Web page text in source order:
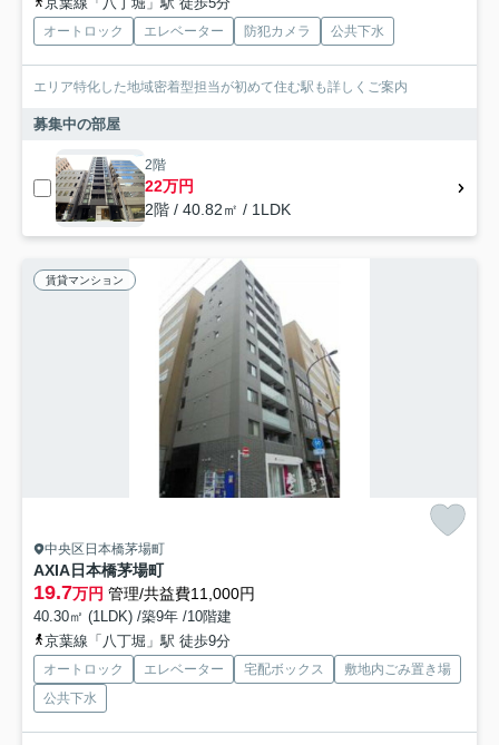
オートロック エレベーター 防犯カメラ 公共下水
エリア特化した地域密着型担当が初めて住む駅も詳しくご案内
募集中の部屋
2階
22万円
2階 / 40.82㎡ / 1LDK
賃貸マンション
中央区日本橋茅場町
AXIA日本橋茅場町
19.7万円 管理/共益費11,000円
40.30㎡ (1LDK) /築9年 /10階建
京葉線「八丁堀」駅 徒歩9分
オートロック エレベーター 宅配ボックス
敷地内ごみ置き場
公共下水